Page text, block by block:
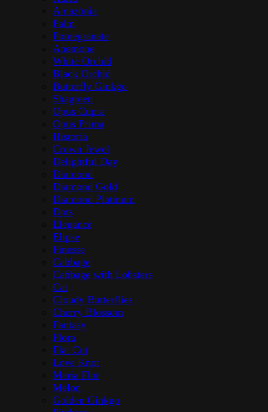
Amazōnia
Palm
Pomegranate
Anemone
White Orchid
Black Orchid
Butterfly Ginkgo
Shagreen
Opus Cupra
Opus Prima
Historia
Crown Jewel
Delightful Day
Diamond
Diamond Gold
Diamond Platinum
Dots
Elegance
Elipse
Finesse
Cabbage
Cabbage with Lobsters
Cat
Cloudy Butterflies
Cherry Blossom
Fantasy
Flora
Flat Cut
Love Knot
Maria Flor
Melon
Golden Ginkgo